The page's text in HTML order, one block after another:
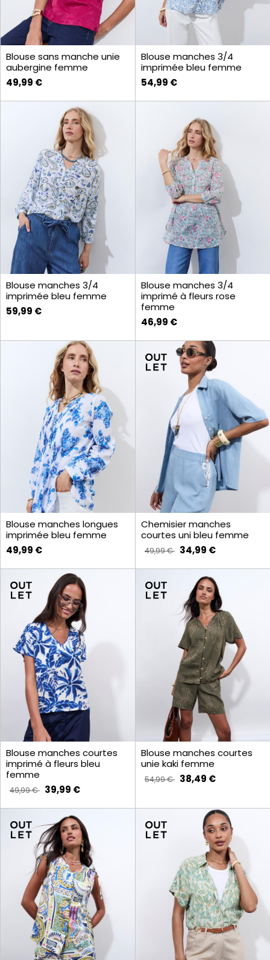
Blouse sans manche unie
aubergine femme
49,99 €
Blouse manches 3/4
imprimée bleu femme
54,99 €
Blouse manches 3/4
imprimée bleu femme
59,99 €
Blouse manches 3/4
imprimé à fleurs rose
femme
46,99 €
Blouse manches longues
imprimée bleu femme
49,99 €
Chemisier manches
courtes uni bleu femme
49,99 € 34,99 €
Blouse manches courtes
imprimé à fleurs bleu
femme
49,99 € 39,99 €
Blouse manches courtes
unie kaki femme
54,99 € 38,49 €